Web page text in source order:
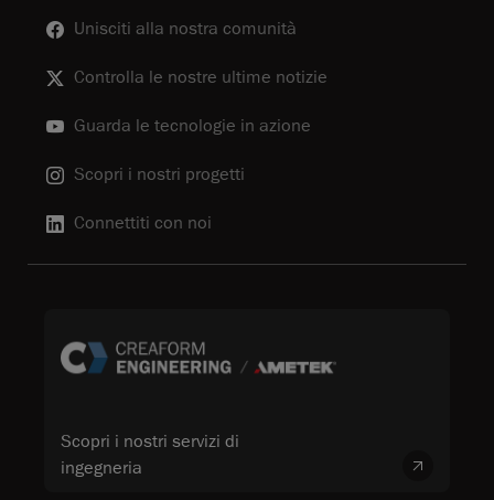
Unisciti alla nostra comunità
Controlla le nostre ultime notizie
Guarda le tecnologie in azione
Scopri i nostri progetti
Connettiti con noi
Scopri i nostri servizi di
ingegneria